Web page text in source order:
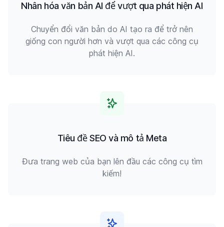
Nhân hóa văn bản AI để vượt qua phát hiện AI
Chuyển đổi văn bản do AI tạo ra để trở nên
giống con người hơn và vượt qua các công cụ
phát hiện AI.
Tiêu đề SEO và mô tả Meta
Đưa trang web của bạn lên đầu các công cụ tìm
kiếm!